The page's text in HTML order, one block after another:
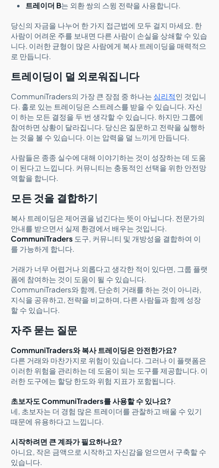
트레이더 B는 외환 쌍의 스윙 전략을 사용합니다.
당신의 자금을 나누어 한 가지 접근법에 모두 걸지 마세요. 한
사람이 어려운 주를 보내면 다른 사람이 손실을 상쇄할 수 있습
니다. 이러한 균형이 많은 사람에게 복사 트레이딩을 매력적으
로 만듭니다.
트레이딩이 덜 외로워집니다
CommuniTraders의 가장 큰 장점 중 하나는 심리적인 것입니
다. 홀로 있는 트레이딩은 스트레스를 받을 수 있습니다. 자신
이 하는 모든 결정을 두 번 생각할 수 있습니다. 하지만 그룹에
참여하면 상황이 달라집니다. 당신은 질문하고 전략을 실행하
는 것을 볼 수 있습니다. 이는 압력을 덜 느끼게 만듭니다.
사람들은 종종 실수에 대해 이야기하는 것이 성장하는 데 도움
이 된다고 느낍니다. 커뮤니티는 충동적인 선택을 위한 안전망
역할을 합니다.
모든 것을 결합하기
복사 트레이딩은 제어권을 넘긴다는 뜻이 아닙니다. 전문가의
안내를 받으면서 실제 환경에서 배우는 것입니다.
CommuniTraders 도구, 커뮤니티 및 개방성을 결합하여 이
를 가능하게 합니다.
거래가 너무 어렵거나 외롭다고 생각한 적이 있다면, 그룹 플랫
폼에 참여하는 것이 도움이 될 수 있습니다.
CommuniTraders와 함께, 단순히 거래를 하는 것이 아니라,
지식을 공유하고, 전략을 비교하며, 다른 사람들과 함께 성장
할 수 있습니다.
자주 묻는 질문
CommuniTraders와 복사 트레이딩은 안전한가요?
다른 거래와 마찬가지로 위험이 있습니다. 그러나 이 플랫폼은
이러한 위험을 관리하는 데 도움이 되는 도구를 제공합니다. 이
러한 도구에는 할당 한도와 위험 지표가 포함됩니다.
초보자도 CommuniTraders를 사용할 수 있나요?
네, 초보자는 더 경험 많은 트레이더를 관찰하고 배울 수 있기
때문에 유용하다고 느낍니다.
시작하려면 큰 계좌가 필요하나요?
아니요, 작은 금액으로 시작하고 자신감을 얻으면서 구축할 수
있습니다.